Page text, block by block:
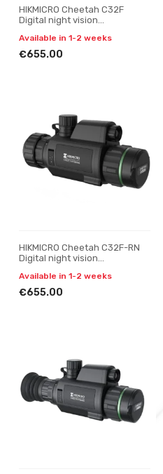
HIKMICRO Cheetah C32F
Digital night vision
Available in 1-2 weeks
€655.00
HIKMICRO Cheetah C32F-RN
Digital night vision
Available in 1-2 weeks
€655.00